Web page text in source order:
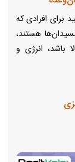
برای افرادی که
هستند،
انرژی و